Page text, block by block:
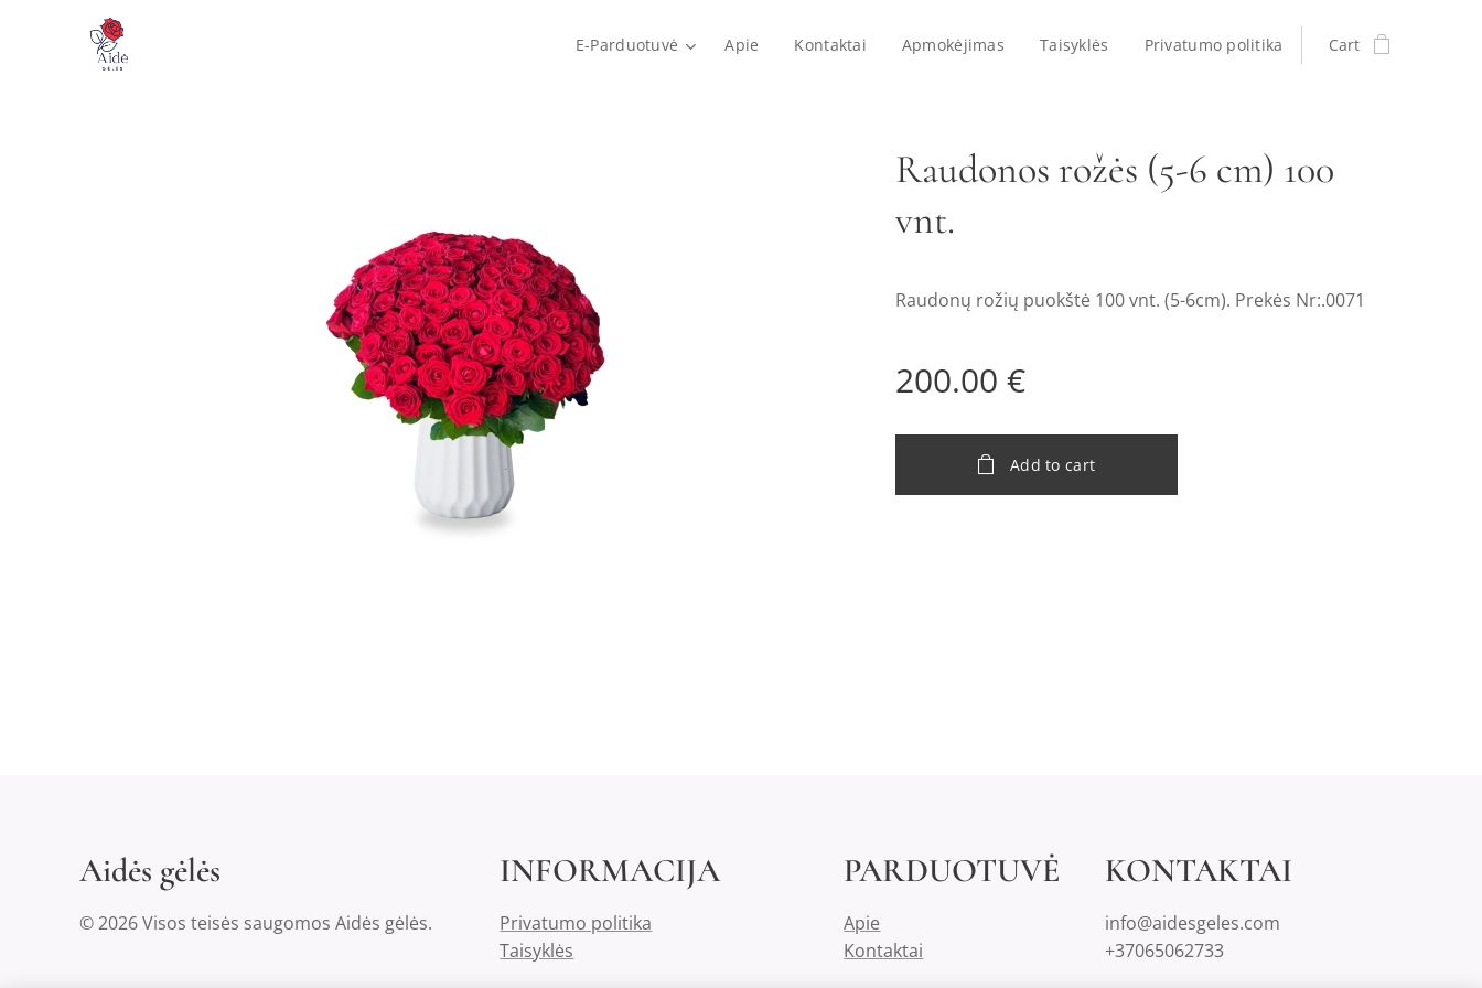
E-Parduotuvė Apie Kontaktai Apmokėjimas Taisyklės Privatumo politika Cart
Raudonos rožės (5-6 cm) 100
vnt.
Raudonų rožių puokštė 100 vnt. (5-6cm). Prekės Nr:.0071
200.00 €
Add to cart
Aidės gėlės
© 2026 Visos teisės saugomos Aidės gėlės.
INFORMACIJA
Privatumo politika
Taisyklės
PARDUOTUVĖ
Apie
Kontaktai
KONTAKTAI
info@aidesgeles.com
+37065062733